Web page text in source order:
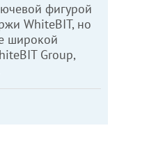
фигурой
WhiteBIT, но
широкой
Group,